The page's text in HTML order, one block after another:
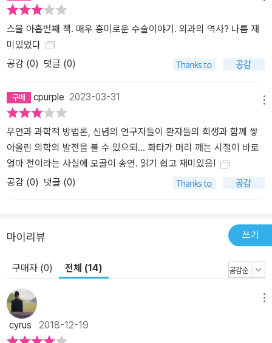
을 쥐고 자신의 방광을 직접 절개했다. 그리고 달걀보다 큰 돌을 꺼냈
다. 그가 살아남을 확률은 희박했다. 자칫하면 파열되기 쉬운 혈관이
방광을 둘러싸고 있고, 소독은 고사하고 기본적인 청결도 전혀 지켜
지지 않았다. 게다가 대장장이인 얀 더 도트에게 해부학적인 지식이
있을 리 만무했다. 그런데도 어떻게 그는 살아남아서 사람들에게 이
런 일이 있었다고 전할 수 있었을까? 위생 관념이 제대로 자리 잡지
못하고 의학이 발전하지 못했던 시절에 홀로 고군분투했을 많은 사람
의 모습을 연상시키는 이 이야기는 과거의 수술이 어땠는지를 보여
주는 동시에 그동안 의학의 수준이 얼마나 비약적으로 발전했는지를
느끼게 해 준다. 저자는 이 이야기를 그저 한 대장장이의 웃지 못할 에
피소드로 끝내지 않고 그 당시 사람들이 방광결석에 많이 걸릴 수밖
그가 남긴 애잔한 시까지 보여 주며 유머러스하면서도 폭넓은 시선이
담긴 글을 완성했다. 대장장이 얀 더 도트가 청결하지 못한 환경에서
고 외과 의사가 손을 씻기 시작한 지가 150년밖에 되지 않았다는 사
실은 가히 놀랍다. 마취가 수술에 도입되기 전, 속도가 최우선이었던
시절 의사가 메스를 너무 불쑥 꺼내 들어 조수의 손을 베어 버리고 그
광경을 지켜보다 놀란 구경꾼 하나가 급사하고 환자와 조수까지 괴저
로 숨지는 바람에 300%의 사망률을 기록한 수술이 있었다는 사실은
스물 아홉번째 책. 매우 흥미로운 수술이야기. 외과의 역사? 나름 재
미있었다
공감 (0) 댓글 (0)
cpurple 2023-03-31
우연과 과학적 방법론, 신념의 연구자들이 환자들의 희생과 함께 쌓
아올린 의학의 발전을 볼 수 있으되... 화타가 머리 깨는 시절이 바로
얼마 전이라는 사실에 모골이 송연. 읽기 쉽고 재미있음!
공감 (0) 댓글 (0)
마이리뷰 쓰기
구매자 (0) 전체 (14)
cyrus 2018-12-19